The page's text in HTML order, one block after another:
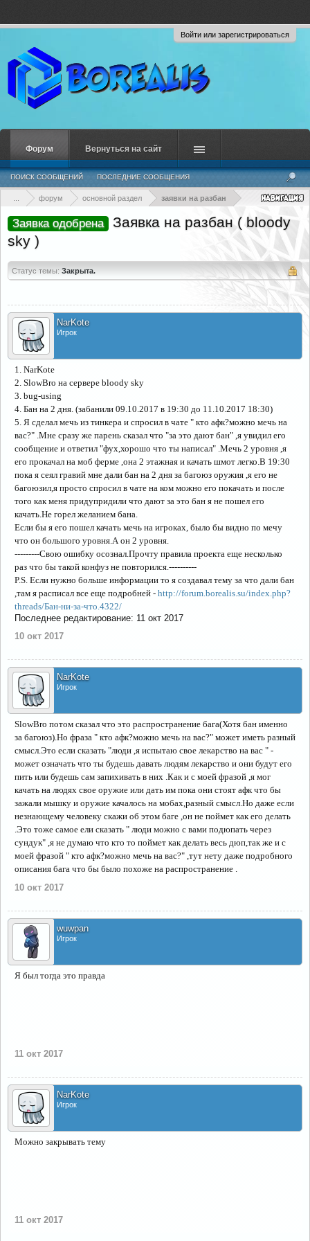
Войти или зарегистрироваться
форум основной раздел заявки на разбан
Заявка одобрена
Заявка на разбан ( bloody
sky )
Статус темы: Закрыта.
NarKote
Игрок
1. NarKote
2. SlowBro на сервере bloody sky
3. bug-using
4. Бан на 2 дня. (забанили 09.10.2017 в 19:30 до 11.10.2017 18:30)
5. Я сделал мечь из тинкера и спросил в чате " кто афк?можно мечь на
вас?" .Мне сразу же парень сказал что "за это дают бан" ,я увидил его
сообщение и ответил "фух,хорошо что ты написал" .Мечь 2 уровня ,я
его прокачал на моб ферме ,она 2 этажная и качать шмот легко.В 19:30
пока я сеял гравий мне дали бан на 2 дня за багоюз оружия ,я его не
багоюзил,я просто спросил в чате на ком можно его покачать и после
того как меня придупридили что дают за это бан я не пошел его
качать.Не горел желанием бана.
Если бы я его пошел качать мечь на игроках, было бы видно по мечу
что он большого уровня.А он 2 уровня.
---------Свою ошибку осознал.Прочту правила проекта еще несколько
раз что бы такой конфуз не повторился.----------
P.S. Если нужно больше информации то я создавал тему за что дали бан
,там я расписал все еще подробней - http://forum.borealis.su/index.php?
threads/Бан-ни-за-что.4322/
Последнее редактирование: 11 окт 2017
10 окт 2017
NarKote
Игрок
SlowBro потом сказал что это распространение бага(Хотя бан именно
за багоюз).Но фраза " кто афк?можно мечь на вас?" может иметь разный
смысл.Это если сказать "люди ,я испытаю свое лекарство на вас " -
может означать что ты будешь давать людям лекарство и они будут его
пить или будешь сам запихивать в них .Как и с моей фразой ,я мог
качать на людях свое оружие или дать им пока они стоят афк что бы
зажали мышку и оружие качалось на мобах,разный смысл.Но даже если
незнающему человеку скажи об этом баге ,он не поймет как его делать
.Это тоже самое ели сказать " люди можно с вами подюпать через
сундук" ,я не думаю что кто то поймет как делать весь дюп,так же и с
моей фразой " кто афк?можно мечь на вас?" ,тут нету даже подробного
описания бага что бы было похоже на распространение .
10 окт 2017
wuwpan
Игрок
Я был тогда это правда
11 окт 2017
NarKote
Игрок
Можно закрывать тему
11 окт 2017
Форум
ПОИСК СООБЩЕНИЙ ПОСЛЕДНИЕ СООБЩЕНИЯ
Вернуться на сайт